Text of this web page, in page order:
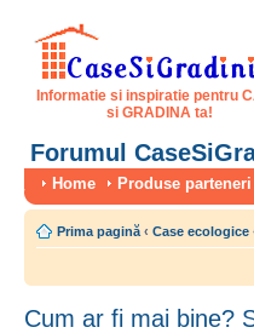
Informatie si inspiratie pentru
si GRADINA ta!
Forumul
Home Produse parteneri
Prima pagină ‹ Case ecologice
Cum ar fi mai bine?